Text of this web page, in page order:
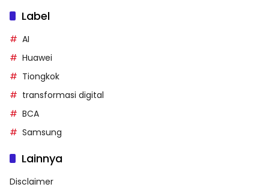
Label
AI
Huawei
Tiongkok
transformasi digital
BCA
Samsung
Lainnya
Disclaimer